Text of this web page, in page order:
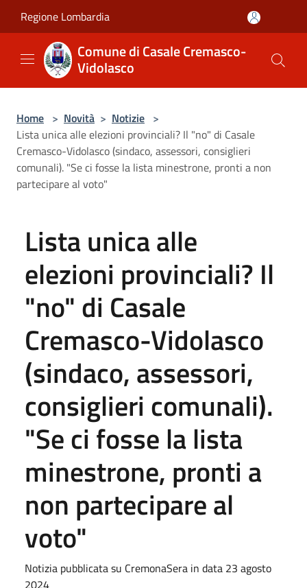
Regione Lombardia
Comune di Casale Cremasco-
Vidolasco
Home > Novità > Notizie >
Lista unica alle elezioni provinciali? Il "no" di Casale
Cremasco-Vidolasco (sindaco, assessori, consiglieri
comunali). "Se ci fosse la lista minestrone, pronti a non
partecipare al voto"
Lista unica alle
elezioni provinciali? Il
"no" di Casale
Cremasco-Vidolasco
(sindaco, assessori,
consiglieri comunali).
"Se ci fosse la lista
minestrone, pronti a
non partecipare al
voto"
Notizia pubblicata su CremonaSera in data 23 agosto
2024